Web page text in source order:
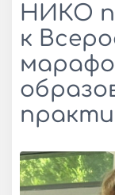
НИКО
к